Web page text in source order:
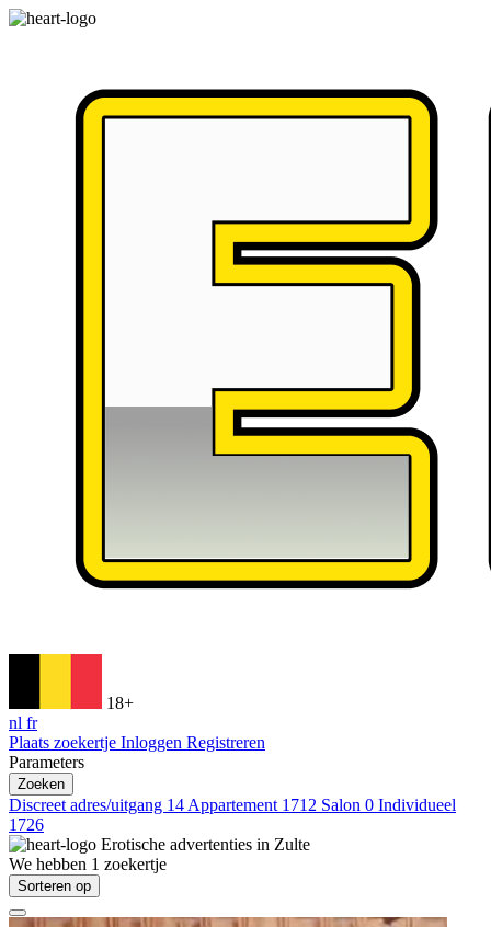
18+
nl fr
Plaats zoekertje Inloggen Registreren
Parameters
Zoeken
Discreet adres/uitgang 14 Appartement 1712 Salon 0 Individueel
1726
Erotische advertenties in Zulte
We hebben 1 zoekertje
Sorteren op